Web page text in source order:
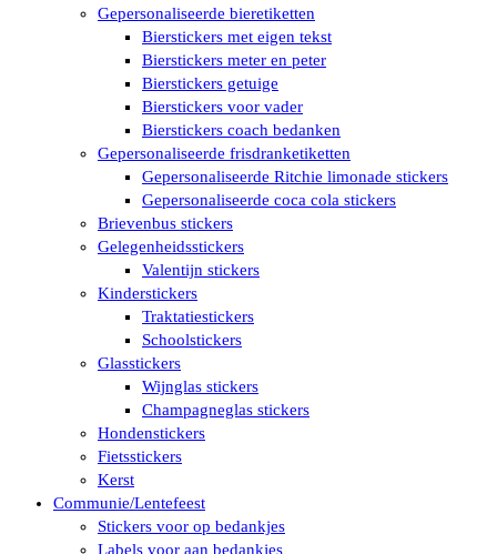
Gepersonaliseerde bieretiketten
Bierstickers met eigen tekst
Bierstickers meter en peter
Bierstickers getuige
Bierstickers voor vader
Bierstickers coach bedanken
Gepersonaliseerde frisdranketiketten
Gepersonaliseerde Ritchie limonade stickers
Gepersonaliseerde coca cola stickers
Brievenbus stickers
Gelegenheidsstickers
Valentijn stickers
Kinderstickers
Traktatiestickers
Schoolstickers
Glasstickers
Wijnglas stickers
Champagneglas stickers
Hondenstickers
Fietsstickers
Kerst
Communie/Lentefeest
Stickers voor op bedankjes
Labels voor aan bedankjes